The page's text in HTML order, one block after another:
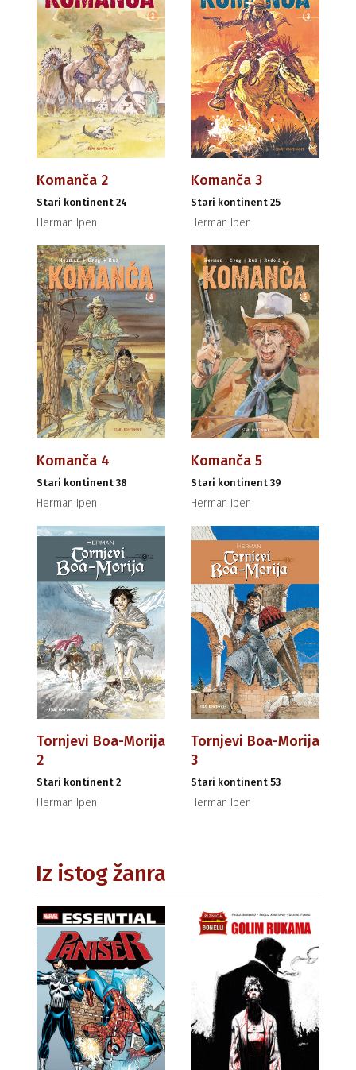
Komanča 2
Stari kontinent 24
Herman Ipen
Komanča 3
Stari kontinent 25
Herman Ipen
Komanča 4
Stari kontinent 38
Herman Ipen
Komanča 5
Stari kontinent 39
Herman Ipen
Tornjevi Boa-Morija
2
Stari kontinent 2
Herman Ipen
Tornjevi Boa-Morija
3
Stari kontinent 53
Herman Ipen
Iz istog žanra